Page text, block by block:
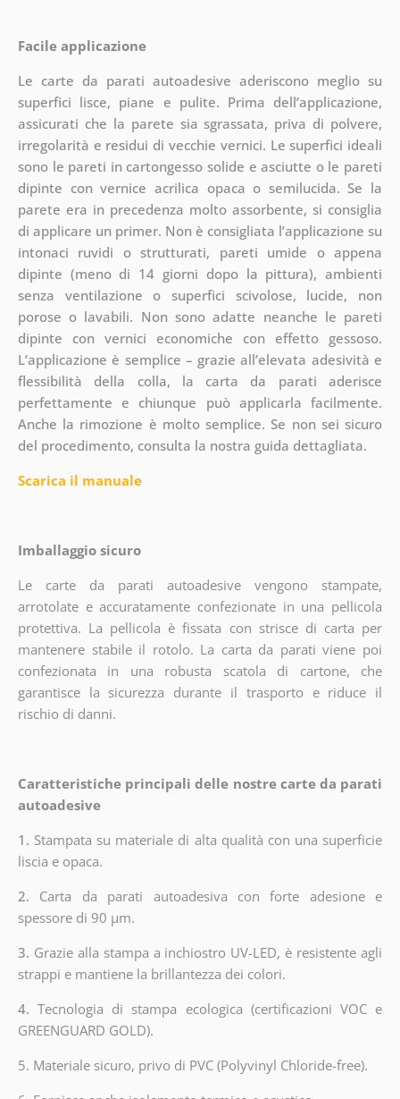
Facile applicazione
Le carte da parati autoadesive aderiscono meglio su
superfici lisce, piane e pulite. Prima dell’applicazione,
assicurati che la parete sia sgrassata, priva di polvere,
irregolarità e residui di vecchie vernici. Le superfici ideali
sono le pareti in cartongesso solide e asciutte o le pareti
dipinte con vernice acrilica opaca o semilucida. Se la
parete era in precedenza molto assorbente, si consiglia
di applicare un primer. Non è consigliata l’applicazione su
intonaci ruvidi o strutturati, pareti umide o appena
dipinte (meno di 14 giorni dopo la pittura), ambienti
senza ventilazione o superfici scivolose, lucide, non
porose o lavabili. Non sono adatte neanche le pareti
dipinte con vernici economiche con effetto gessoso.
L’applicazione è semplice – grazie all’elevata adesività e
flessibilità della colla, la carta da parati aderisce
perfettamente e chiunque può applicarla facilmente.
Anche la rimozione è molto semplice. Se non sei sicuro
del procedimento, consulta la nostra guida dettagliata.
Scarica il manuale
Imballaggio sicuro
Le carte da parati autoadesive vengono stampate,
arrotolate e accuratamente confezionate in una pellicola
protettiva. La pellicola è fissata con strisce di carta per
mantenere stabile il rotolo. La carta da parati viene poi
confezionata in una robusta scatola di cartone, che
garantisce la sicurezza durante il trasporto e riduce il
rischio di danni.
Caratteristiche principali delle nostre carte da parati
autoadesive
1. Stampata su materiale di alta qualità con una superficie
liscia e opaca.
2. Carta da parati autoadesiva con forte adesione e
spessore di 90 µm.
3. Grazie alla stampa a inchiostro UV-LED, è resistente agli
strappi e mantiene la brillantezza dei colori.
4.Tecnologia di stampa ecologica (certificazioni VOC e
GREENGUARD GOLD).
5. Materiale sicuro, privo di PVC (Polyvinyl Chloride-free).